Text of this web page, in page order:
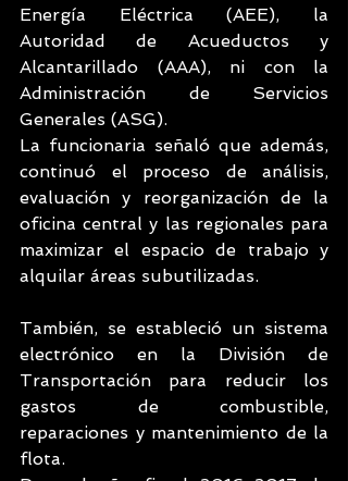
Energía Eléctrica (AEE), la
Autoridad de Acueductos y
Alcantarillado (AAA), ni con la
Administración de Servicios
Generales (ASG).
La funcionaria señaló que además,
continuó el proceso de análisis,
evaluación y reorganización de la
oficina central y las regionales para
maximizar el espacio de trabajo y
alquilar áreas subutilizadas.
También, se estableció un sistema
electrónico en la División de
Transportación para reducir los
gastos de combustible,
reparaciones y mantenimiento de la
flota.